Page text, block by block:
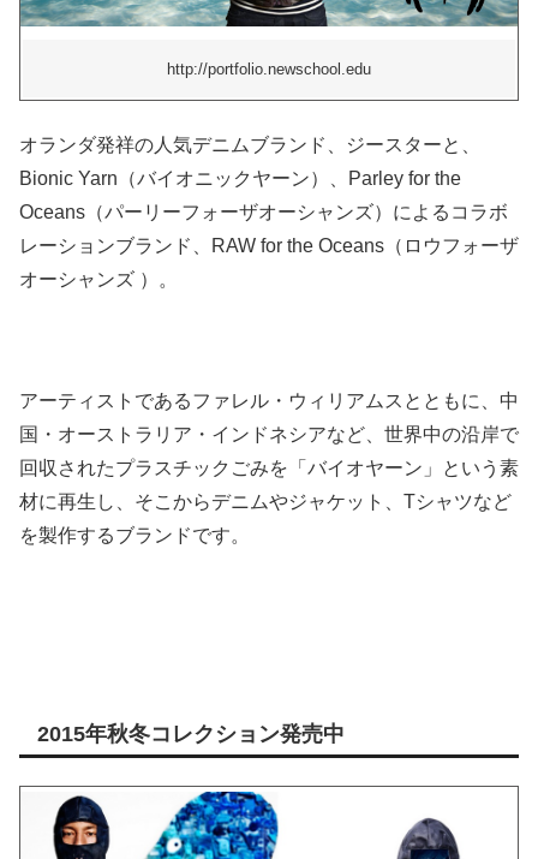
http://portfolio.newschool.edu
オランダ発祥の人気デニムブランド、ジースターと、
Bionic Yarn（バイオニックヤーン）、Parley for the
Oceans（パーリーフォーザオーシャンズ）によるコラボ
レーションブランド、RAW for the Oceans（ロウフォーザ
オーシャンズ ）。
アーティストであるファレル・ウィリアムスとともに、中
国・オーストラリア・インドネシアなど、世界中の沿岸で
回収されたプラスチックごみを「バイオヤーン」という素
材に再生し、そこからデニムやジャケット、Tシャツなど
を製作するブランドです。
2015年秋冬コレクション発売中